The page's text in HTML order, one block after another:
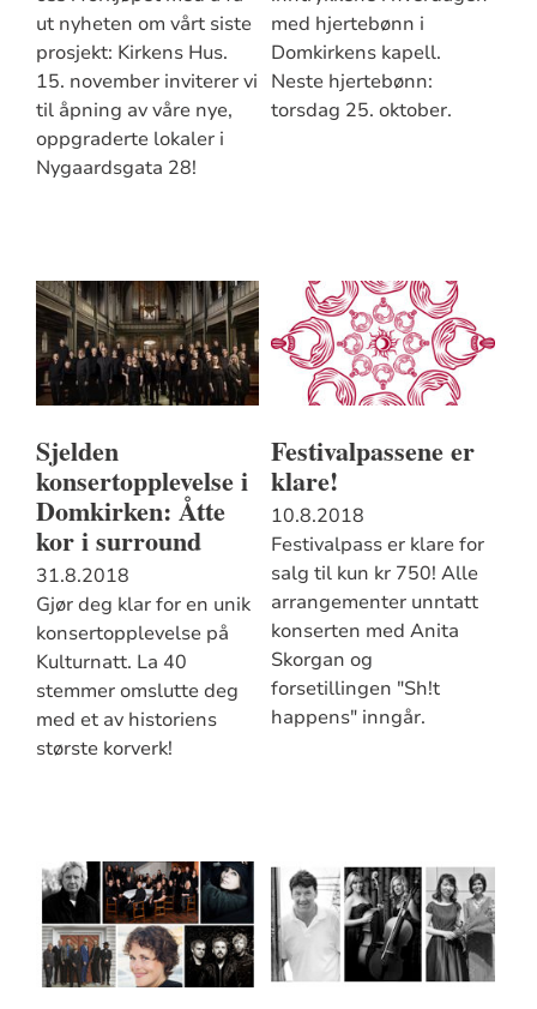
ut nyheten om vårt siste
prosjekt: Kirkens Hus.
15. november inviterer vi
til åpning av våre nye,
oppgraderte lokaler i
Nygaardsgata 28!
med hjertebønn i
Domkirkens kapell.
Neste hjertebønn:
torsdag 25. oktober.
Sjelden
konsertopplevelse i
Domkirken: Åtte
kor i surround
31.8.2018
Gjør deg klar for en unik
konsertopplevelse på
Kulturnatt. La 40
stemmer omslutte deg
med et av historiens
største korverk!
Festivalpassene er
klare!
10.8.2018
Festivalpass er klare for
salg til kun kr 750! Alle
arrangementer unntatt
konserten med Anita
Skorgan og
forsetillingen "Sh!t
happens" inngår.